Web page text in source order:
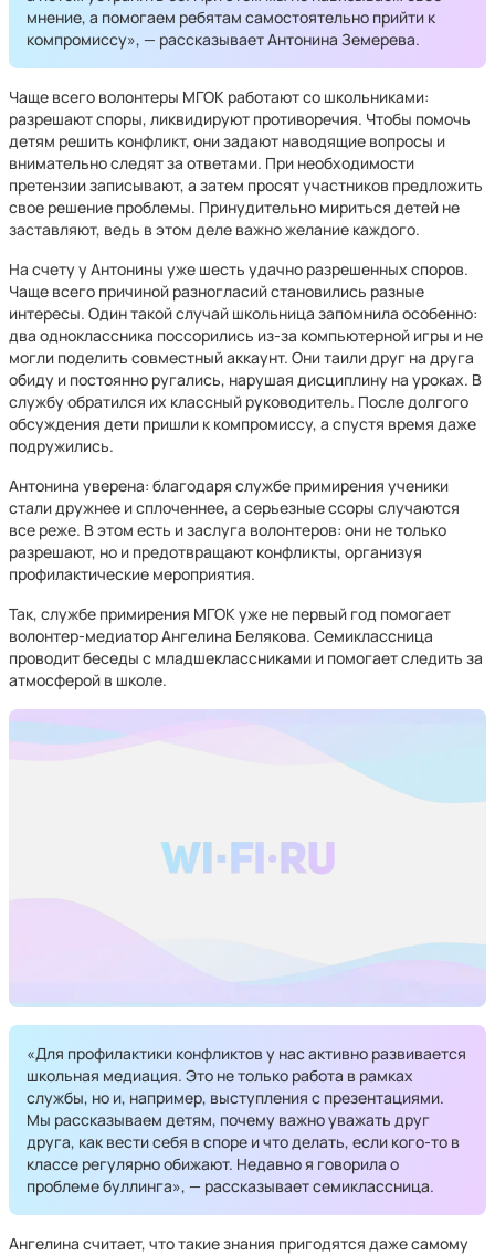
мнение, а помогаем ребятам самостоятельно прийти к
компромиссу», — рассказывает Антонина Земерева.
Чаще всего волонтеры МГОК работают со школьниками:
разрешают споры, ликвидируют противоречия. Чтобы помочь
детям решить конфликт, они задают наводящие вопросы и
внимательно следят за ответами. При необходимости
претензии записывают, а затем просят участников предложить
свое решение проблемы. Принудительно мириться детей не
заставляют, ведь в этом деле важно желание каждого.
На счету у Антонины уже шесть удачно разрешенных споров.
Чаще всего причиной разногласий становились разные
интересы. Один такой случай школьница запомнила особенно:
два одноклассника поссорились из-за компьютерной игры и не
могли поделить совместный аккаунт. Они таили друг на друга
обиду и постоянно ругались, нарушая дисциплину на уроках. В
службу обратился их классный руководитель. После долгого
обсуждения дети пришли к компромиссу, а спустя время даже
подружились.
Антонина уверена: благодаря службе примирения ученики
стали дружнее и сплоченнее, а серьезные ссоры случаются
все реже. В этом есть и заслуга волонтеров: они не только
разрешают, но и предотвращают конфликты, организуя
профилактические мероприятия.
Так, службе примирения МГОК уже не первый год помогает
волонтер-медиатор Ангелина Белякова. Семиклассница
проводит беседы с младшеклассниками и помогает следить за
атмосферой в школе.
«Для профилактики конфликтов у нас активно развивается
школьная медиация. Это не только работа в рамках
службы, но и, например, выступления с презентациями.
Мы рассказываем детям, почему важно уважать друг
друга, как вести себя в споре и что делать, если кого-то в
классе регулярно обижают. Недавно я говорила о
проблеме буллинга», — рассказывает семиклассница.
Ангелина считает, что такие знания пригодятся даже самому